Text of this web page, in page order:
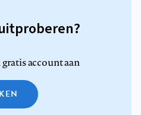
gratis account aan